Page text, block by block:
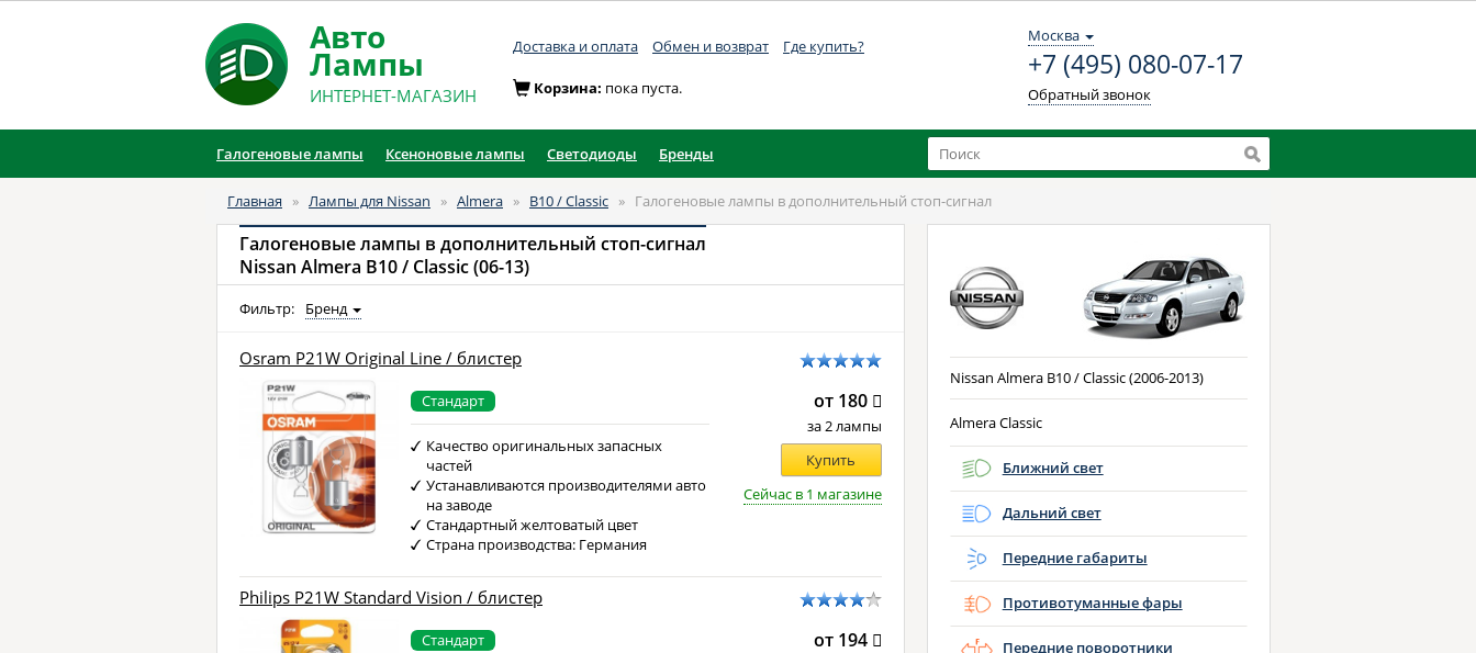
Авто
Лампы
ИНТЕРНЕТ-МАГАЗИН
Доставка и оплата Обмен и возврат Где купить?
Москва
+7 (495) 080-07-17
Обратный звонок
Корзина: пока пуста.
Галогеновые лампы Ксеноновые лампы Светодиоды Бренды
Главная » Лампы для Nissan » Almera » B10 / Classic » Галогеновые лампы в дополнительный стоп-сигнал
Галогеновые лампы в дополнительный стоп-сигнал
Nissan Almera B10 / Classic (06-13)
Фильтр: Бренд
Osram P21W Original Line / блистер
Стандарт
Качество оригинальных запасных
частей
Устанавливаются производителями авто
на заводе
Стандартный желтоватый цвет
Страна производства: Германия
от 180
за 2 лампы
Купить
Сейчас в 1 магазине
Philips P21W Standard Vision / блистер
Стандарт от 194
Nissan Almera B10 / Classic (2006-2013)
Almera Classic
Ближний свет
Дальний свет
Передние габариты
Противотуманные фары
Передние поворотники